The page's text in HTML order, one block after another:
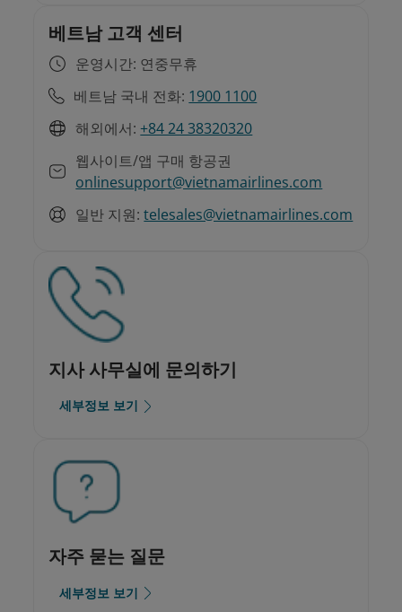
베트남 고객 센터
운영시간: 연중무휴
베트남 국내 전화: 1900 1100
해외에서: +84 24 38320320
웹사이트/앱 구매 항공권
onlinesupport@vietnamairlines.com
일반 지원:telesales@vietnamairlines.com
지사 사무실에 문의하기
세부정보 보기
자주 묻는 질문
세부정보 보기